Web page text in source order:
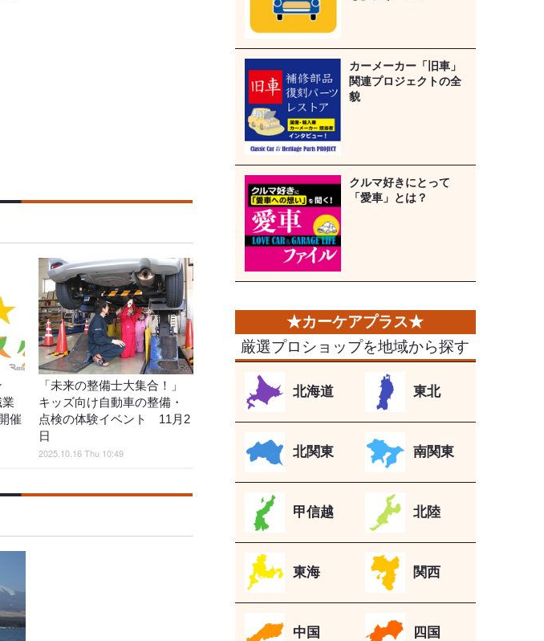
催
「未来の整備士大集合！」
キッズ向け自動車の整備・
点検の体験イベント 11月2
日
2025.10.16 Thu 10:49
カーメーカー「旧車」
関連プロジェクトの全
貌
クルマ好きにとって
「愛車」とは？
厳選プロショップを地域から探す
北海道 東北
北関東 南関東
甲信越 北陸
東海 関西
中国 四国